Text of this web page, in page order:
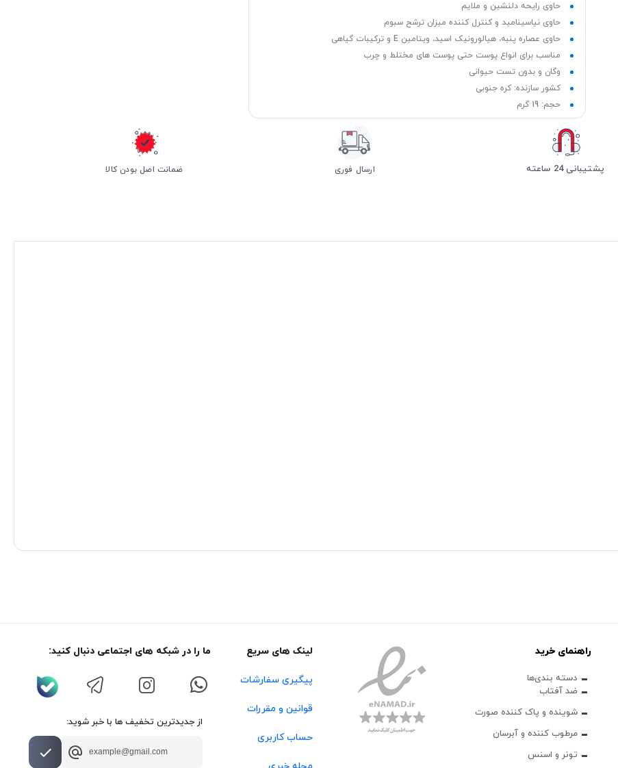
حاوی رایحه دلنشین و ملایم
حاوی نیاسینامید و کنترل کننده میزان ترشح سبوم
حاوی عصاره پنبه، هیالورونیک اسید، ویتامین E و ترکیبات گیاهی
مناسب برای انواع پوست حتی پوست های مختلط و چرب
وگان و بدون تست حیوانی
کشور سازنده: کره جنوبی
حجم: 19 گرم
پشتیبانی 24 ساعته ارسال فوری ضمانت اصل بودن کالا
راهنمای خرید
دسته بندی‌ها
ضد آفتاب
شوینده و پاک‌ کننده صورت
مرطوب کننده و آبرسان
تونر و اسنس
لینک های سریع
پیگیری سفارشات
قوانین و مقررات
حساب کاربری
ما را در شبکه های اجتماعی دنبال کنید:
از جدیدترین تخفیف ها با خبر شوید: